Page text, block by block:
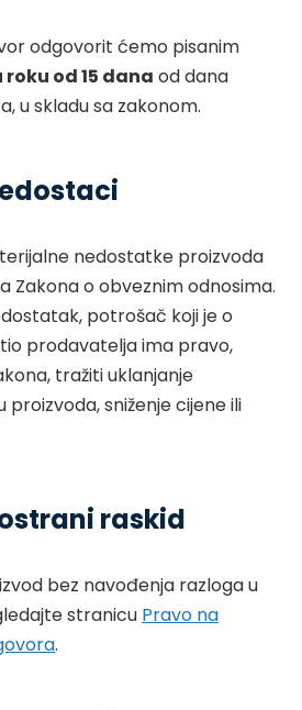
odgovorit ćemo pisanim
od 15 dana od dana
u skladu sa zakonom.
nedostatke proizvoda
Zakona o obveznim odnosima.
potrošač koji je o
prodavatelja ima pravo,
tražiti uklanjanje
sniženje cijene ili
raskid
bez navođenja razloga u
stranicu Pravo na
.